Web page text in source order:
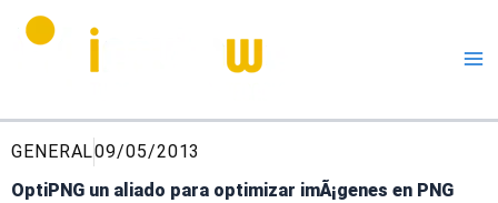
GENERAL09/05/2013
OptiPNG un aliado para optimizar imÃ¡genes en PNG